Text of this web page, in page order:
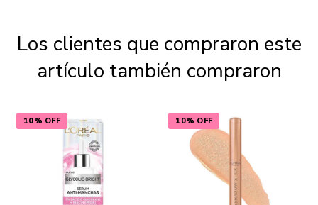
Los clientes que compraron este
artículo también compraron
10% OFF 10% OFF